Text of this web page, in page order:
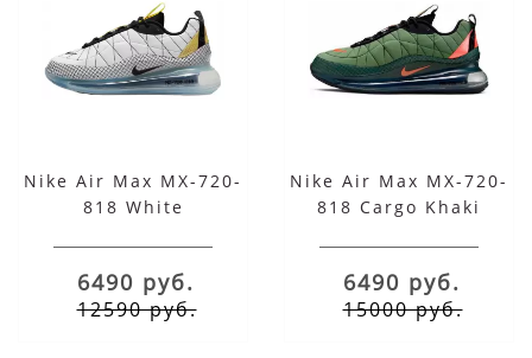
Nike Air Max MX-720-
818 White
6490 руб.
12590 руб.
Nike Air Max MX-720-
818 Cargo Khaki
6490 руб.
15000 руб.